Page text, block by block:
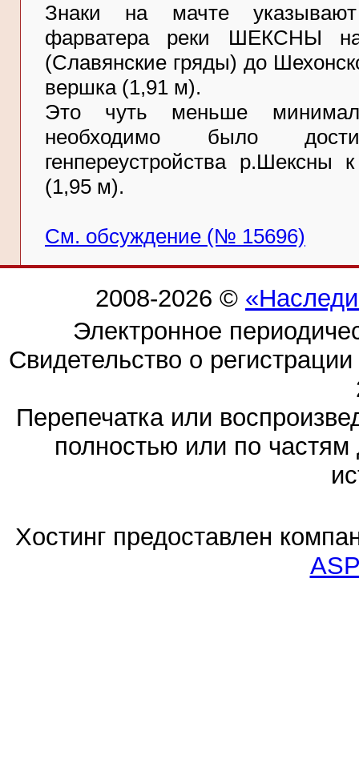
Знаки на мачте
фарватера реки ШЕКСНЫ
(Славянские гряды) до
вершка (1,91 м).
Это чуть меньше
необходимо было
генпереустройства р.Шексны
(1,95 м).
См. обсуждение (№ 15696)
2008-2026 ©
Электронное
Свидетельство о
Перепечатка или
полностью или по частям
Хостинг предоставлен